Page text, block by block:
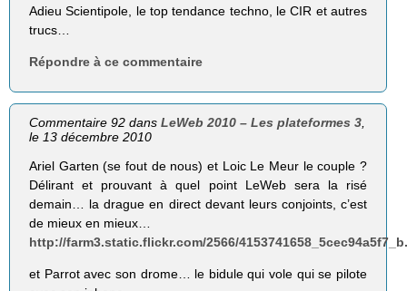
Adieu Scientipole, le top tendance techno, le CIR et autres
trucs…
Répondre à ce commentaire
Commentaire 92 dansLeWeb 2010 – Les plateformes 3
le 13 décembre 2010
Ariel Garten (se fout de nous) et Loic Le Meur le couple ?
Délirant et prouvant à quel point LeWeb sera la risé
demain… la drague en direct devant leurs conjoints, c’est
de mieux en mieux…
http://farm3.static.flickr.com/2566/
et Parrot avec son drome… le bidule qui vole qui se pilote